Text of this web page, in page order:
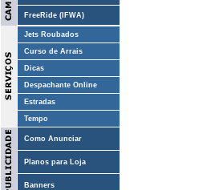
FreeRide (IFWA)
Jets Roubados
Curso de Arrais
Dicas
Despachante Online
Estradas
Tempo
Como Anunciar
Planos para Loja
Banners